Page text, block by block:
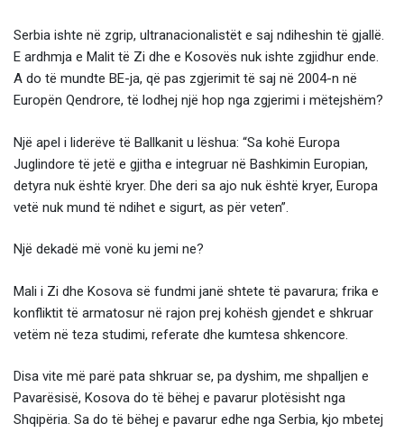
Serbia ishte në zgrip, ultranacionalistët e saj ndiheshin të gjallë.
E ardhmja e Malit të Zi dhe e Kosovës nuk ishte zgjidhur ende.
A do të mundte BE-ja, që pas zgjerimit të saj në 2004-n në
Europën Qendrore, të lodhej një hop nga zgjerimi i mëtejshëm?
Një apel i liderëve të Ballkanit u lëshua: “Sa kohë Europa
Juglindore të jetë e gjitha e integruar në Bashkimin Europian,
detyra nuk është kryer. Dhe deri sa ajo nuk është kryer, Europa
vetë nuk mund të ndihet e sigurt, as për veten”.
Një dekadë më vonë ku jemi ne?
Mali i Zi dhe Kosova së fundmi janë shtete të pavarura; frika e
konfliktit të armatosur në rajon prej kohësh gjendet e shkruar
vetëm në teza studimi, referate dhe kumtesa shkencore.
Disa vite më parë pata shkruar se, pa dyshim, me shpalljen e
Pavarësisë, Kosova do të bëhej e pavarur plotësisht nga
Shqipëria. Sa do të bëhej e pavarur edhe nga Serbia, kjo mbetej